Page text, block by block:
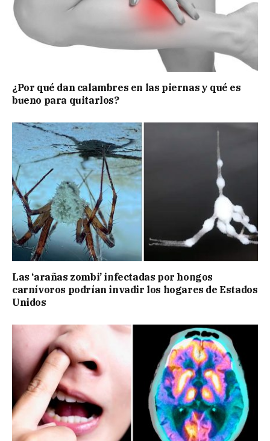
¿Por qué dan calambres en las piernas y qué es
bueno para quitarlos?
Las ‘arañas zombi’ infectadas por hongos
carnívoros podrían invadir los hogares de Estados
Unidos